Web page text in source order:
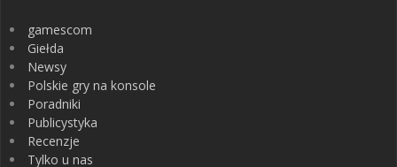
gamescom
Giełda
Newsy
Polskie gry na konsole
Poradniki
Publicystyka
Recenzje
Tylko u nas